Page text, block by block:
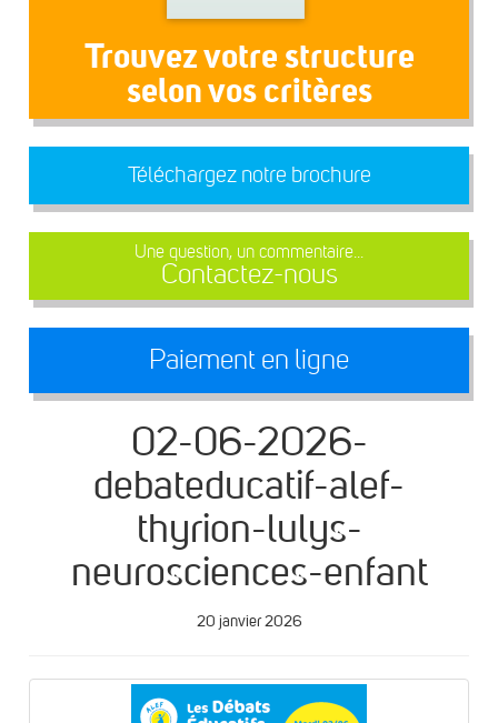
Trouvez votre structure
selon vos critères
Téléchargez notre brochure
Une question, un commentaire...
Contactez-nous
Paiement en ligne
02-06-2026-
debateducatif-alef-
thyrion-lulys-
neurosciences-enfant
20 janvier 2026